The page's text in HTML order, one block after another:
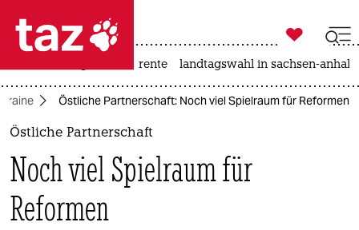
 taz zahl ich
taz zahl ich
politik
öko

taz zahl ich
rente landtagswahl in sachsen-anhalt
Östliche Partnerschaft: Noch viel Spielraum für Reformen
Östliche Partnerschaft
Noch viel Spielraum für
Reformen